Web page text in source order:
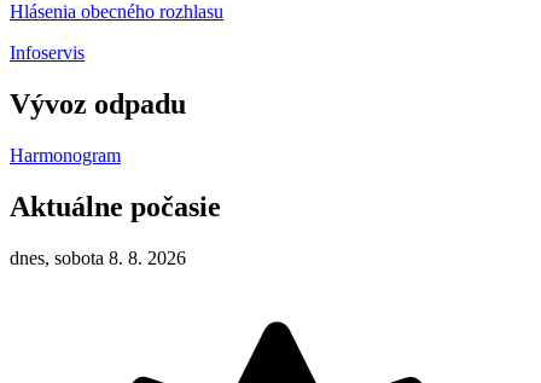
Hlásenia obecného rozhlasu
Infoservis
Vývoz odpadu
Harmonogram
Aktuálne počasie
dnes, sobota 8. 8. 2026